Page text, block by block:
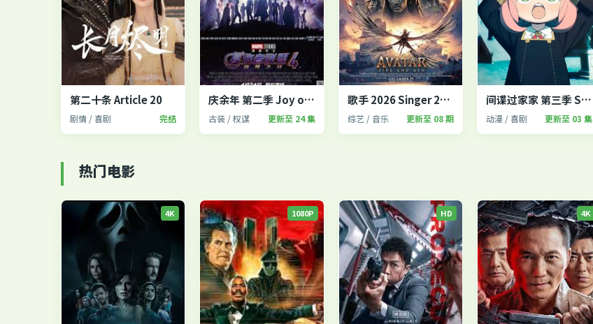
第二十条 Article 20
剧情 / 喜剧 完结
庆余年 第二季 Joy of Life 2
古装 / 权谋 更新至 24 集
歌手 2026 Singer 2026
综艺 / 音乐 更新至 08 期
间谍过家家 第三季 SPY×FAMILY
动漫 / 喜剧 更新至 03 集
热门电影
4K 1080P HD 4K